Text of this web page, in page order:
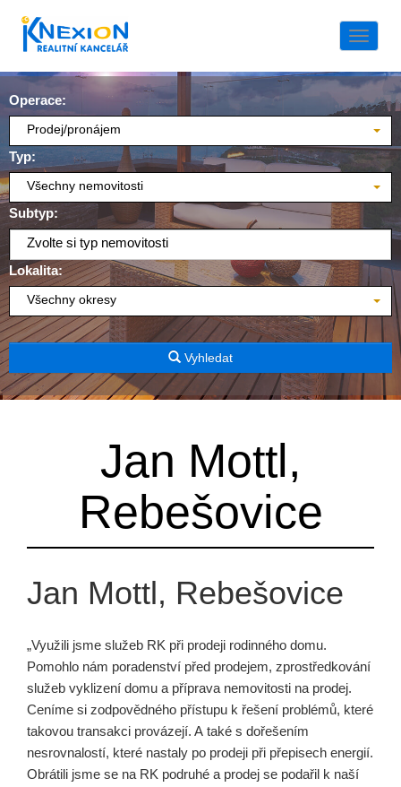
Operace:
Prodej/pronájem
Typ:
Všechny nemovitosti
Subtyp:
Zvolte si typ nemovitosti
Lokalita:
Všechny okresy
Vyhledat
Jan Mottl,
Rebešovice
Jan Mottl, Rebešovice
„Využili jsme služeb RK při prodeji rodinného domu.
Pomohlo nám poradenství před prodejem, zprostředkování
služeb vyklizení domu a příprava nemovitosti na prodej.
Ceníme si zodpovědného přístupu k řešení problémů, které
takovou transakci provázejí. A také s dořešením
nesrovnalostí, které nastaly po prodeji při přepisech energií.
Obrátili jsme se na RK podruhé a prodej se podařil k naší